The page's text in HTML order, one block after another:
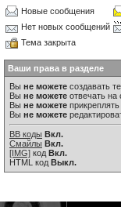
Новые сообщения
Нет новых сообщений
Тема закрыта
Ваши права в разделе
Вы не можете создавать
Вы не можете отвечать
Вы не можете
Вы не можете
BB коды Вкл.
Смайлы Вкл.
[IMG] код Вкл.
HTML код Выкл.